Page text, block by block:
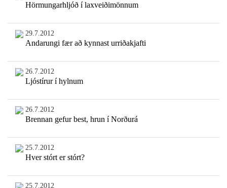
Hörmungarhljóð í laxveiðimönnum
29.7.2012
Andarungi fær að kynnast urriðakjafti
26.7.2012
Ljóstírur í hylnum
26.7.2012
Brennan gefur best, hrun í Norðurá
25.7.2012
Hver stórt er stórt?
25.7.2012